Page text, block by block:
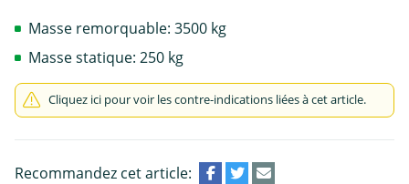
Masse remorquable: 3500 kg
Masse statique: 250 kg
Cliquez ici pour voir les contre-indications liées à cet article.
Recommandez cet article: